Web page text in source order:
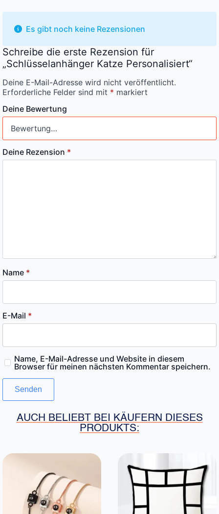
Es gibt noch keine Rezensionen
Schreibe die erste Rezension für
„Schlüsselanhänger Katze Personalisiert“
Deine E-Mail-Adresse wird nicht veröffentlicht.
Erforderliche Felder sind mit * markiert
Deine Bewertung
Deine Rezension *
Name *
E-Mail *
Name, E-Mail-Adresse und Website in diesem
Browser für meinen nächsten Kommentar speichern.
AUCH BELIEBT BEI KÄUFERN DIESES
PRODUKTS: